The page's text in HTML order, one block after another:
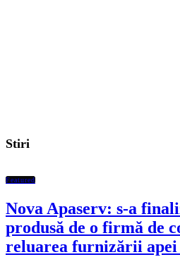
Stiri
Featured
Nova Apaserv: s-a
produsă de o firmă de
reluarea furnizării apei